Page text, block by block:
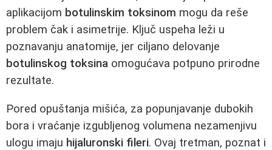
aplikacijom botulinskim toksinom mogu da reše
problem čak i asimetrije. Ključ uspeha leži u
poznavanju anatomije, jer ciljano delovanje
botulinskog toksina omogućava potpuno prirodne
rezultate.
Pored opuštanja mišića, za popunjavanje dubokih
bora i vraćanje izgubljenog volumena nezamenjivu
ulogu imaju hijaluronski fileri. Ovaj tretman, poznat i